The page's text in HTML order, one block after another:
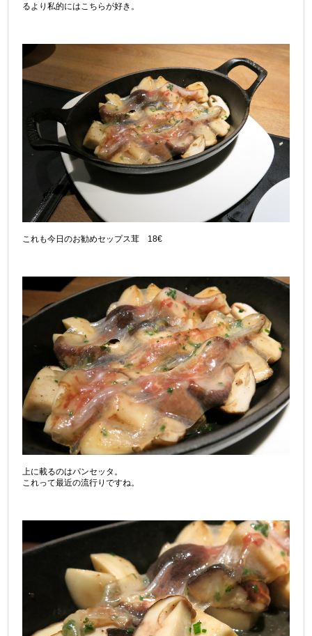
るより私的にはこちらが好き。
これも今日のお勧めセップス茸 18€
上に載るのはパンセッタ。
これって最近の流行りですね。